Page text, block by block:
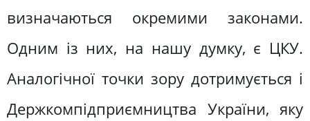
визначаються окремими законами.
Одним із них, на нашу думку, є ЦКУ.
Аналогічної точки зору дотримується і
Держкомпідприємництва України, яку